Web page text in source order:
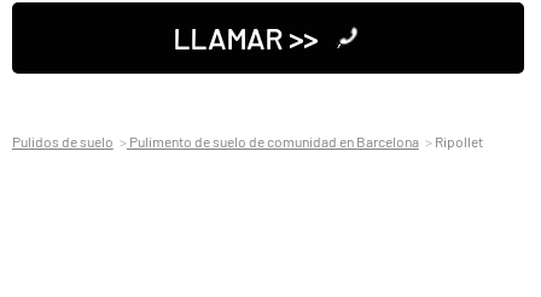
LLAMAR >>
Pulidos de suelo Pulimento de suelo de comunidad en Barcelona Ripollet